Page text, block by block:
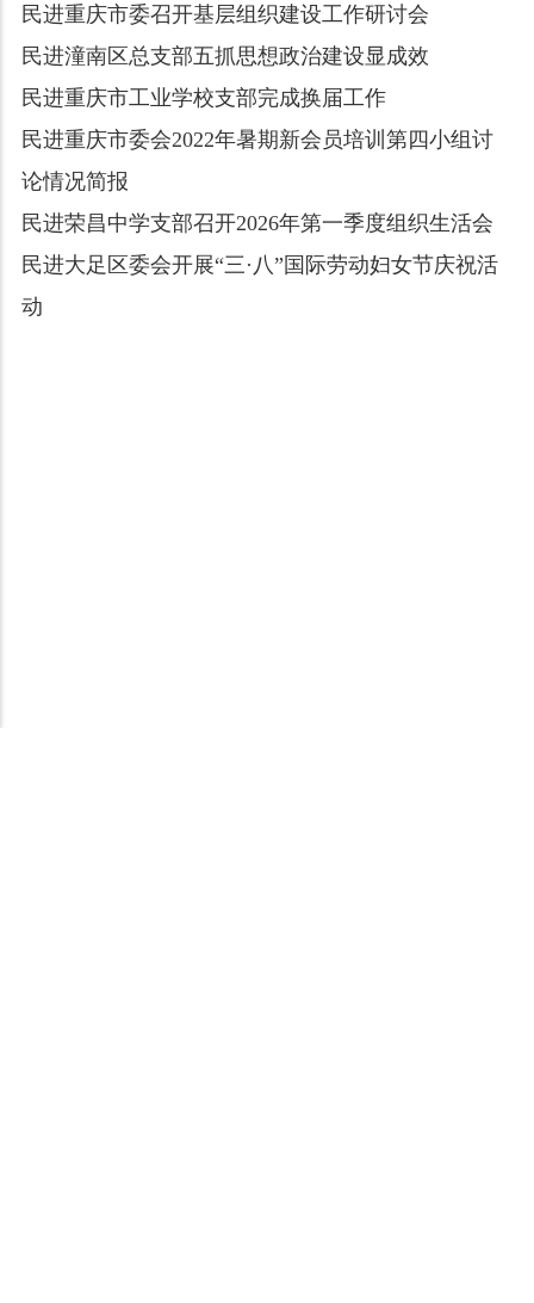
民进重庆市委召开基层组织建设工作研讨会
民进潼南区总支部五抓思想政治建设显成效
民进重庆市工业学校支部完成换届工作
民进重庆市委会2022年暑期新会员培训第四小组讨
论情况简报
民进荣昌中学支部召开2026年第一季度组织生活会
民进大足区委会开展“三·八”国际劳动妇女节庆祝活
动